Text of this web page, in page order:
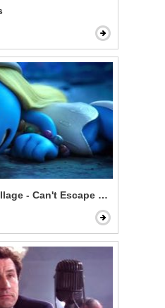
- Can't Escape Your Evil